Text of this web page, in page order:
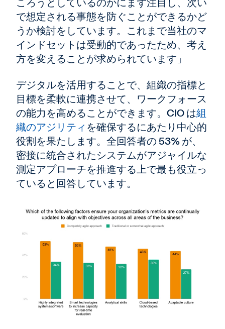
で想定される事態を防ぐことができるかど
うか検討をしています。これまで当社のマ
インドセットは受動的であったため、考え
方を変えることが求められています」
デジタルを活用することで、組織の指標と
目標を柔軟に連携させて、ワークフォース
の能力を高めることができます。CIO は組
織のアジリティ を確保するにあたり中心的
役割を果たします。全回答者の 53% が、
密接に統合されたシステムがアジャイルな
測定アプローチを推進する上で最も役立っ
ていると回答しています。